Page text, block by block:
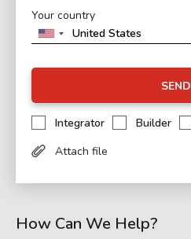
Your country
SEND
Integrator Builder
Attach file
How Can We Help?